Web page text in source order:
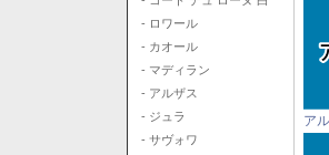
- ロワール
- カオール
- マディラン
- アルザス
- ジュラ
- サヴォワ
ア